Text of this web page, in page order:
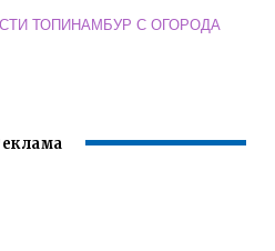
ТОПИНАМБУР С ОГОРОДА